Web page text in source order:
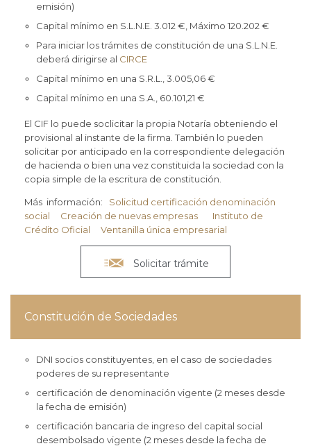
emisión)
Capital mínimo en S.L.N.E. 3.012 €, Máximo 120.202 €
Para iniciar los trámites de constitución de una S.L.N.E.
deberá dirigirse al CIRCE
Capital mínimo en una S.R.L., 3.005,06 €
Capital mínimo en una S.A., 60.101,21 €
El CIF lo puede soclicitar la propia Notaría obteniendo el
provisional al instante de la firma. También lo pueden
solicitar por anticipado en la correspondiente delegación
de hacienda o bien una vez constituida la sociedad con la
copia simple de la escritura de constitución.
Más información: Solicitud certificación denominación
social
Creación de nuevas empresas
Instituto de
Crédito Oficial
Ventanilla única empresarial
 Solicitar trámite
Constitución de Sociedades
DNI socios constituyentes, en el caso de sociedades
poderes de su representante
certificación de denominación vigente (2 meses desde
la fecha de emisión)
certificación bancaria de ingreso del capital social
desembolsado vigente (2 meses desde la fecha de